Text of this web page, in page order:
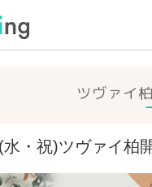
ツヴァイ柏
・祝)ツヴァイ柏